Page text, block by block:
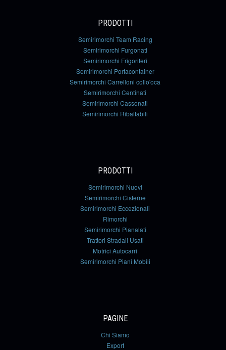
PRODOTTI
Semirimorchi Team Racing
Semirimorchi Furgonati
Semirimorchi Frigoriferi
Semirimorchi Portacontainer
Semirimorchi Carrelloni collo'oca
Semirimorchi Centinati
Semirimorchi Cassonati
Semirimorchi Ribaltabili
PRODOTTI
Semirimorchi Nuovi
Semirimorchi Cisterne
Semirimorchi Eccezionali
Rimorchi
Semirimorchi Pianalati
Trattori Stradali Usati
Motrici Autocarri
Semirimorchi Piani Mobili
PAGINE
Chi Siamo
Export